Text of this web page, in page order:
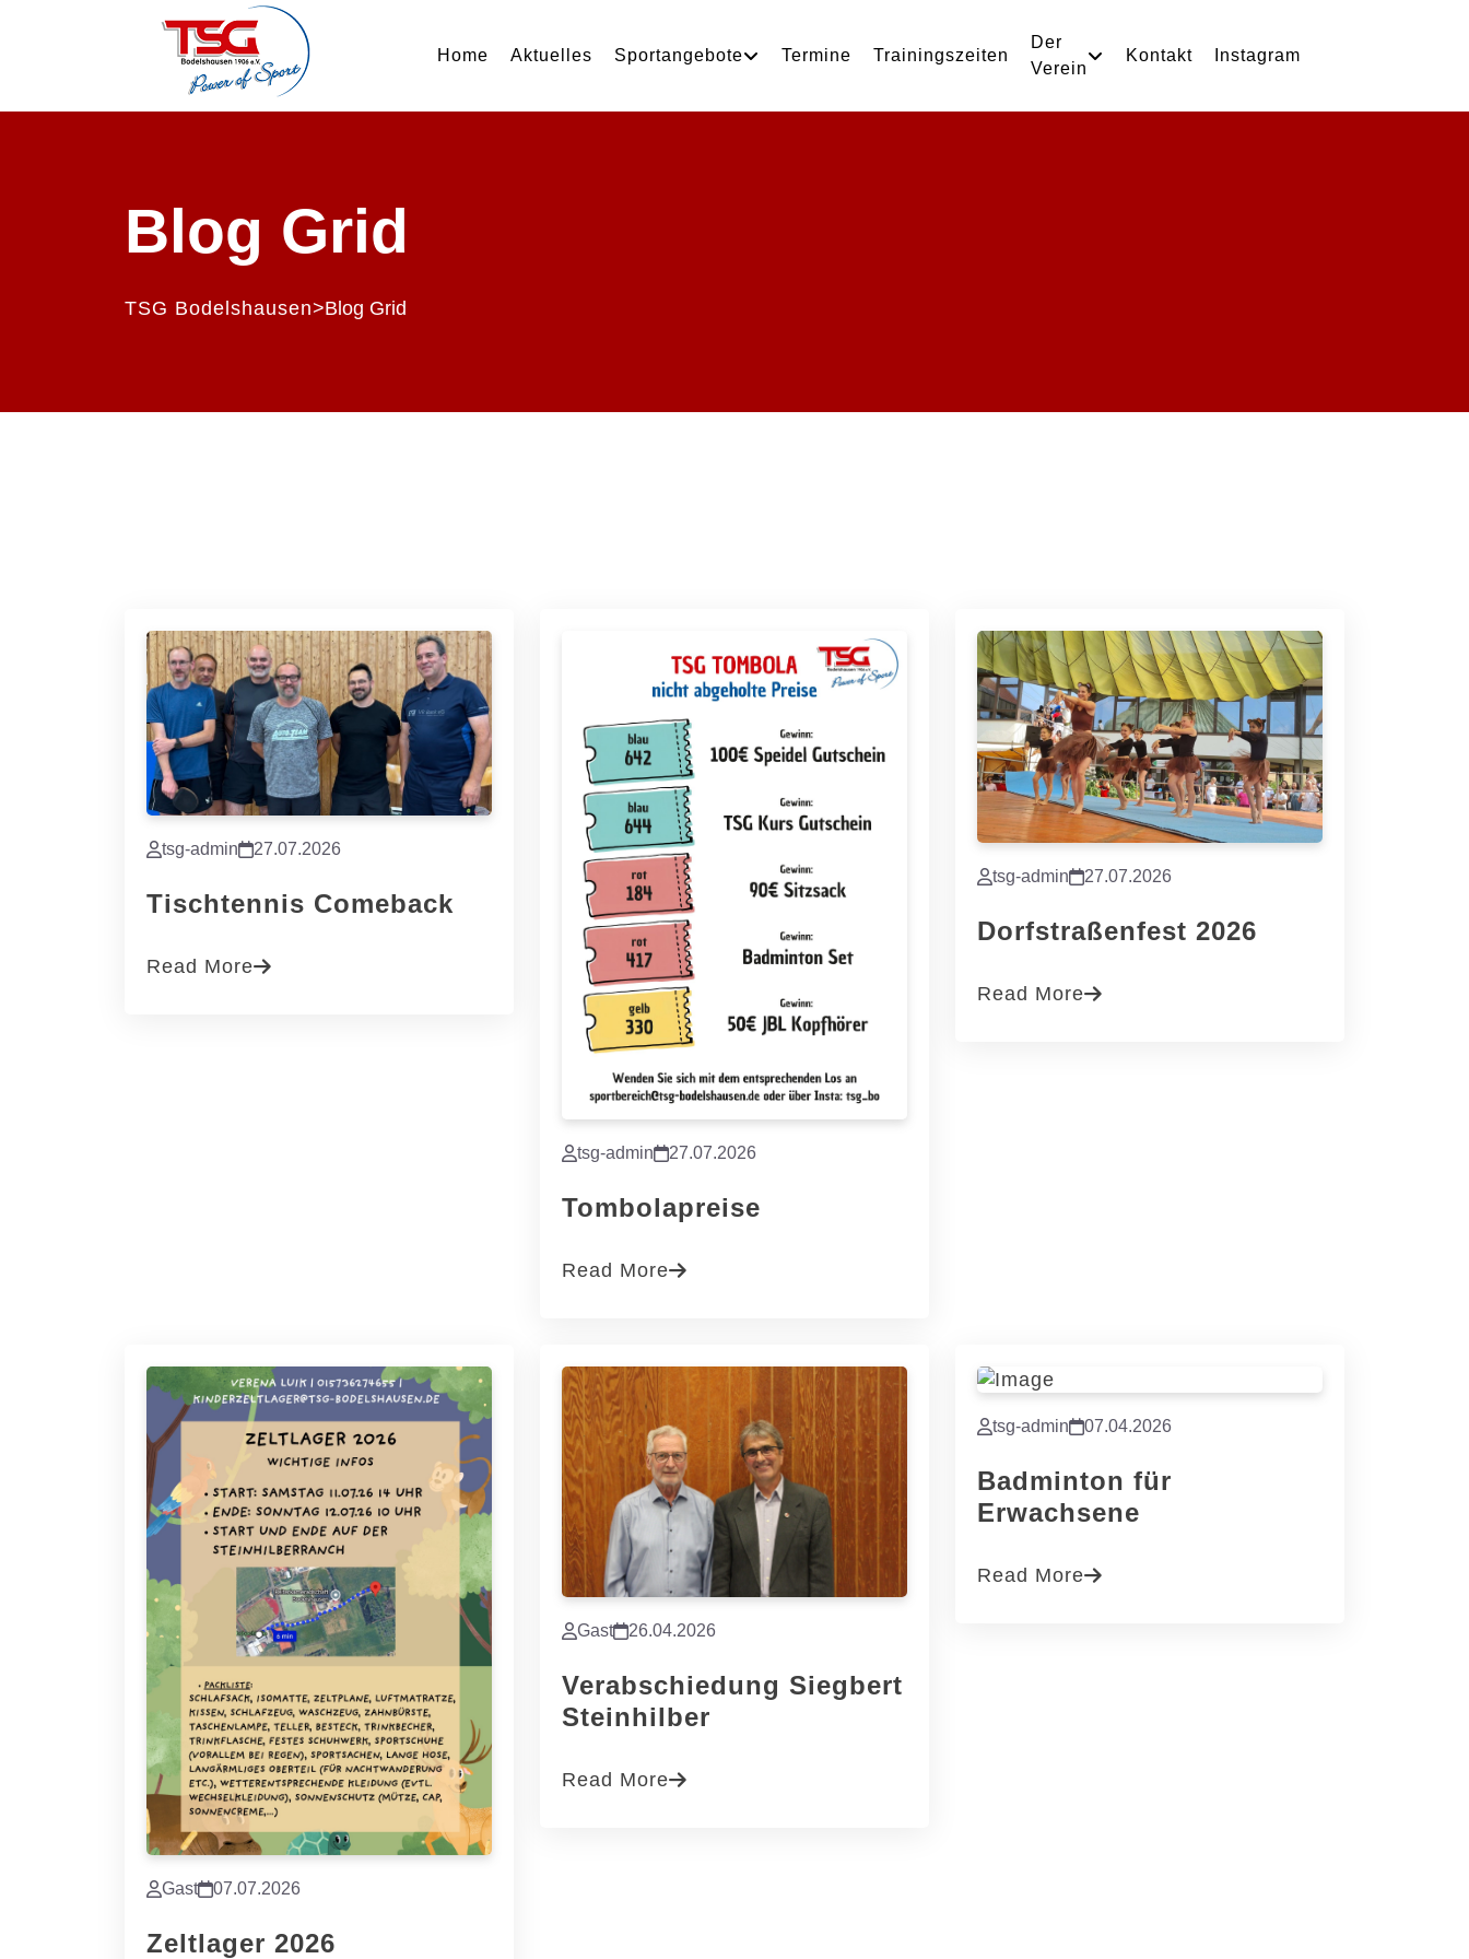
Home Aktuelles Sportangebote Termine Trainingszeiten
Der
Verein
Kontakt Instagram
Blog Grid
TSG Bodelshausen>Blog Grid
tsg-admin 27.07.2026
Tischtennis Comeback
Read More
tsg-admin 27.07.2026
Tombolapreise
Read More
tsg-admin 27.07.2026
Dorfstraßenfest 2026
Read More
Gast 07.07.2026
Zeltlager 2026
Gast 26.04.2026
Verabschiedung Siegbert
Steinhilber
Read More
tsg-admin 07.04.2026
Badminton für
Erwachsene
Read More